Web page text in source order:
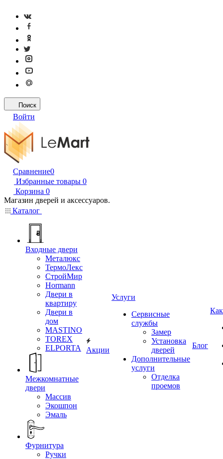
Поиск
Войти
Сравнение0
Избранные товары 0
Корзина 0
Магазин дверей и аксессуаров.
Каталог
Входные двери
Металюкс
ТермоЛекс
СтройМир
Hormann
Двери в
квартиру
Двери в
дом
MASTINO
TOREX
ELPORTA
Межкомнатные
двери
Массив
Экошпон
Эмаль
Фурнитура
Ручки
Акции
Услуги
Сервисные
службы
Замер
Установка
дверей
Дополнительные
услуги
Отделка
проемов
Блог